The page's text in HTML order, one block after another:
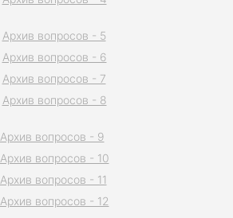
Архив вопросов - 5
Архив вопросов - 6
Архив вопросов - 7
Архив вопросов - 8
Архив вопросов - 9
Архив вопросов - 10
Архив вопросов - 11
Архив вопросов - 12